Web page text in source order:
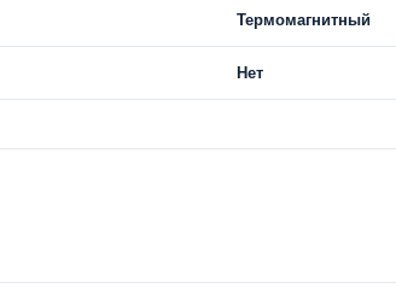
Термомагнитный
Нет